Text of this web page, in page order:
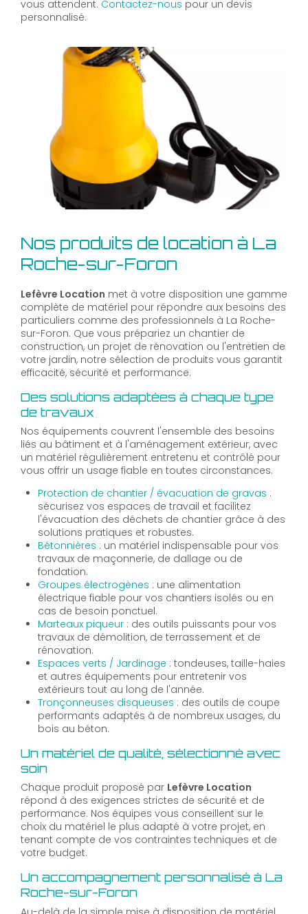
vous attendent. Contactez-nous pour un devis
personnalisé.
Nos produits de location à La
Roche-sur-Foron
Lefèvre Location met à votre disposition une gamme
complète de matériel pour répondre aux besoins des
particuliers comme des professionnels à La Roche-
sur-Foron. Que vous prépariez un chantier de
construction, un projet de rénovation ou l'entretien de
votre jardin, notre sélection de produits vous garantit
efficacité, sécurité et performance.
Des solutions adaptées à chaque type
de travaux
Nos équipements couvrent l'ensemble des besoins
liés au bâtiment et à l'aménagement extérieur, avec
un matériel régulièrement entretenu et contrôlé pour
vous offrir un usage fiable en toutes circonstances.
Protection de chantier / évacuation de gravas :
sécurisez vos espaces de travail et facilitez
l'évacuation des déchets de chantier grâce à des
solutions pratiques et robustes.
Bétonnières : un matériel indispensable pour vos
travaux de maçonnerie, de dallage ou de
fondation.
Groupes électrogènes : une alimentation
électrique fiable pour vos chantiers isolés ou en
cas de besoin ponctuel.
Marteaux piqueur : des outils puissants pour vos
travaux de démolition, de terrassement et de
rénovation.
Espaces verts / Jardinage : tondeuses, taille-haies
et autres équipements pour entretenir vos
extérieurs tout au long de l'année.
Tronçonneuses disqueuses : des outils de coupe
performants adaptés à de nombreux usages, du
bois au béton.
Un matériel de qualité, sélectionné avec
soin
Chaque produit proposé par Lefèvre Location
répond à des exigences strictes de sécurité et de
performance. Nos équipes vous conseillent sur le
choix du matériel le plus adapté à votre projet, en
tenant compte de vos contraintes techniques et de
votre budget.
Un accompagnement personnalisé à La
Roche-sur-Foron